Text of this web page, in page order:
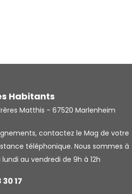
Habitants
Matthis - 67520 Marlenheim
contactez le Mag de votre
téléphonique. Nous sommes à
au vendredi de 9h à 12h
17